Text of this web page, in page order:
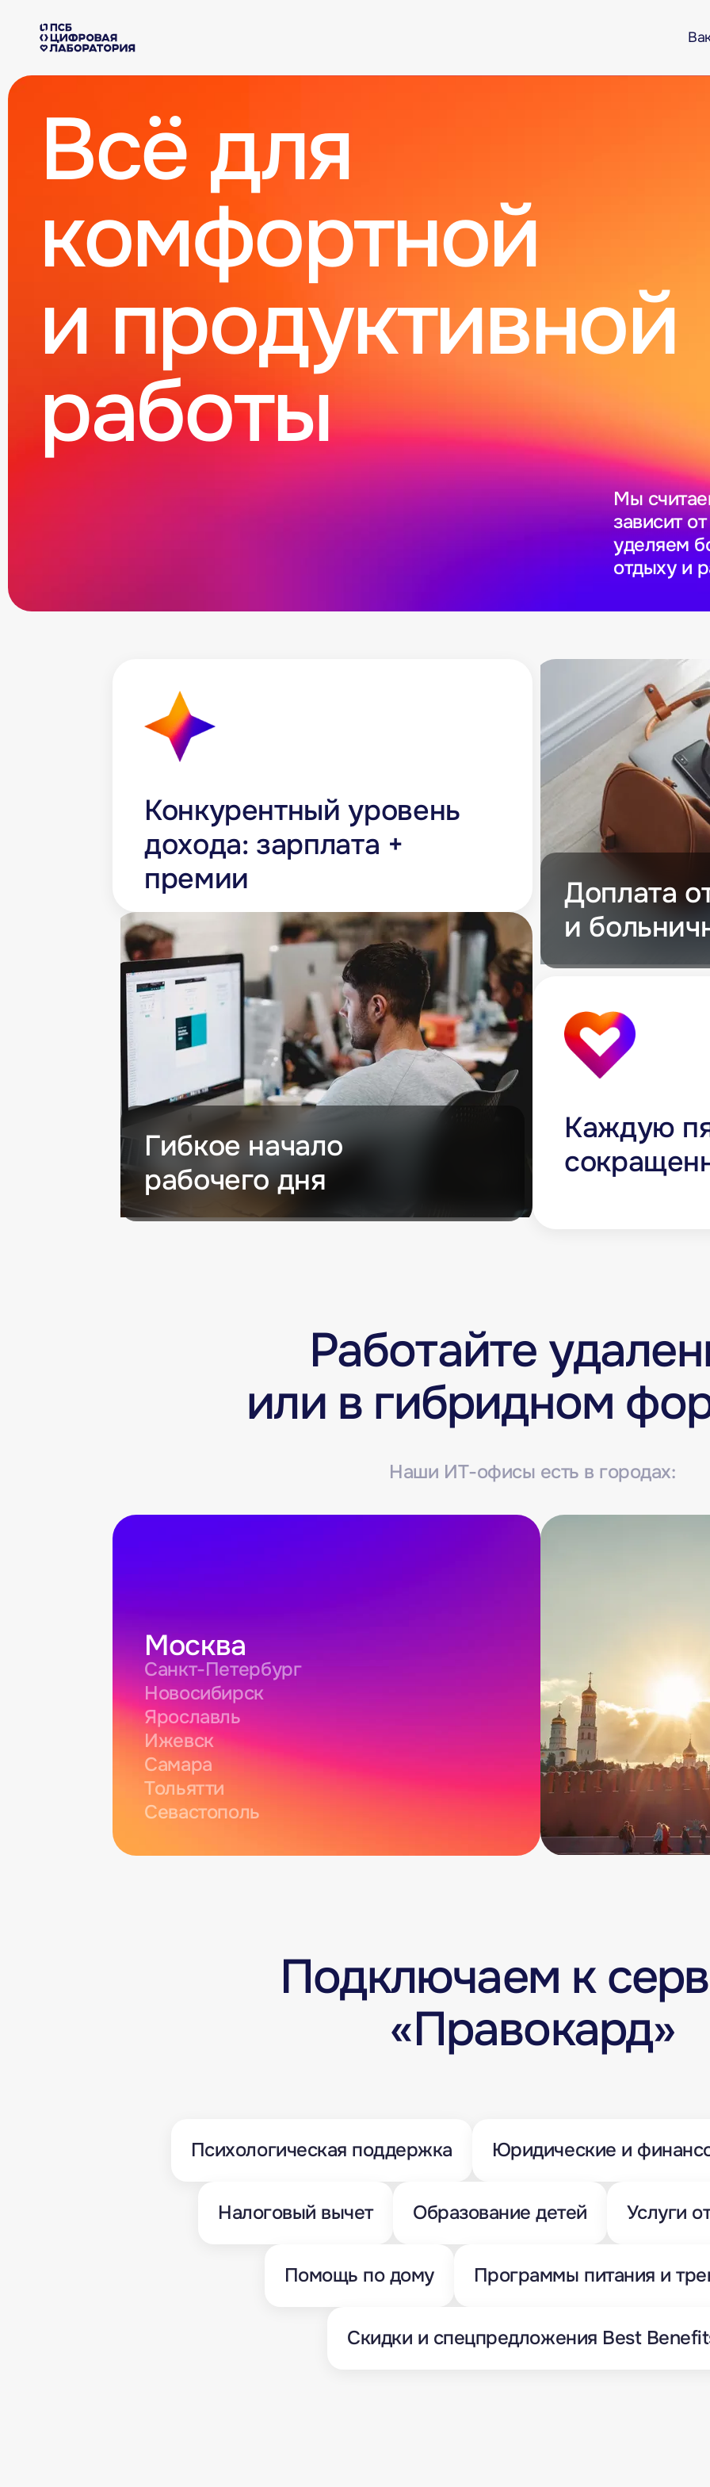
Всё для
комфортной
и продуктивной
работы
Мы
зависит
уделяем
отдыху и
Конкурентный уровень
дохода: зарплата +
премии
Гибкое начало
рабочего дня
Доплата
и
Каждую
Работайте
или в гибридном
Наши ИТ-офисы есть в городах:
Москва
Санкт-Петербург
Новосибирск
Ярославль
Ижевск
Самара
Тольятти
Севастополь
Подключаем к
«Правокард»
Психологическая поддержка Юридические и
Налоговый вычет Образование детей Услуги
Помощь по дому Программы питания и
Скидки и спецпредложения Best